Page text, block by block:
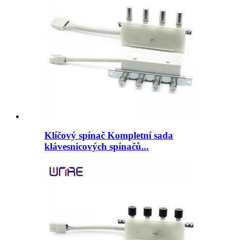
Klíčový spínač Kompletní sada
klávesnicových spínačů...